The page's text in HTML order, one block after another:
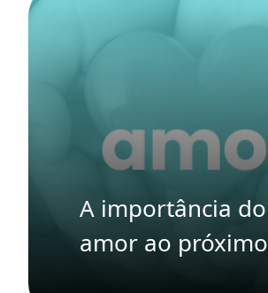
A importância do
amor ao próximo